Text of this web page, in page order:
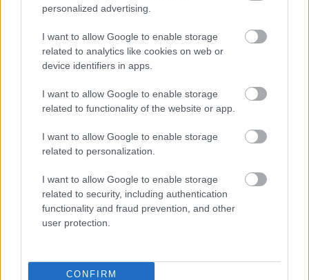
personalized advertising.
I want to allow Google to enable storage
related to analytics like cookies on web or
device identifiers in apps.
I want to allow Google to enable storage
related to functionality of the website or app.
I want to allow Google to enable storage
related to personalization.
I want to allow Google to enable storage
related to security, including authentication
functionality and fraud prevention, and other
user protection.
CONFIRM
Ολυμπιακός: Ο φορ Ουγκάλντε, τα φαβορί στα χαφ (Κάσερες,
Οι πλουσιότεροι ιδιοκτήτες ομάδων παγκοσμίως: Πάνω από τον
Φλορεντίνο Πέρεθ ο Βαγγέλης Μαρινάκης
αρχική τιμή πώλησης των 3 εκατομμυρίων ευρώ!